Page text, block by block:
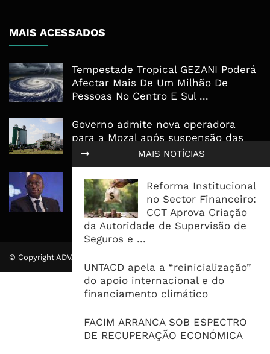
MAIS NOTÍCIAS
Reforma Institucional
no Sector Financeiro:
CCT Aprova Criação
da Autoridade de Supervisão de
Seguros e ...
UNTACD apela a “reinicialização”
do apoio internacional e do
financiamento climático
FACIM ARRANCA SOB ESPECTRO
DE RECUPERAÇÃO ECONÓMICA
MAIS ACESSADOS
Tempestade Tropical GEZANI Poderá
Afectar Mais De Um Milhão De
Pessoas No Centro E Sul ...
Governo admite nova operadora
para a Mozal após suspensão das
operações
CEO do Standard Bank pede ao
Governo que “saia do caminho” e
facilite os negócios
© Copyright ADVALUE. Todos Direitos Reservados.